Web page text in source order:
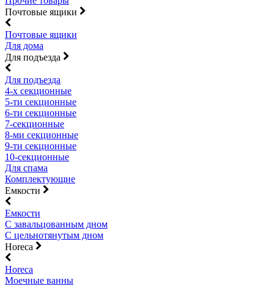
Почтовые ящики
Почтовые ящики
Для дома
Для подъезда
Для подъезда
4-х секционные
5-ти секционные
6-ти секционные
7-секционные
8-ми секционные
9-ти секционные
10-секционные
Для спама
Комплектующие
Емкости
Емкости
С завальцованным дном
С цельнотянутым дном
Horeca
Horeca
Моечные ванны